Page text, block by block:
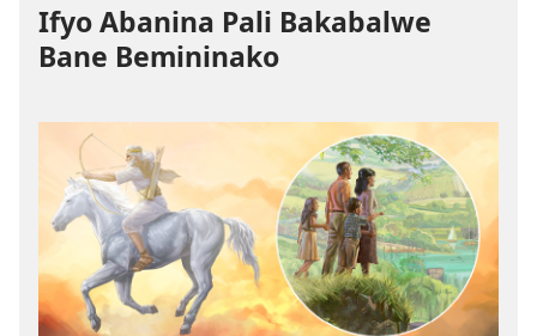
Ifyo Abanina Pali Bakabalwe
Bane Bemininako